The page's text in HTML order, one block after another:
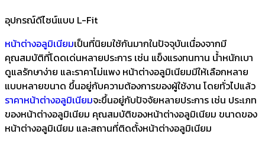
อุปกรณ์ดีไซน์แบบ L-Fit
หน้าต่างอลูมิเนียมเป็นที่นิยมใช้กันมากในปัจจุบันเนื่องจากมี
คุณสมบัติที่โดดเด่นหลายประการ เช่น แข็งแรงทนทาน น้ำหนักเบา
ดูแลรักษาง่าย และราคาไม่แพง หน้าต่างอลูมิเนียมมีให้เลือกหลาย
แบบหลายขนาด ขึ้นอยู่กับความต้องการของผู้ใช้งาน โดยทั่วไปแล้ว
ราคาหน้าต่างอลูมิเนียมจะขึ้นอยู่กับปัจจัยหลายประการ เช่น ประเภท
ของหน้าต่างอลูมิเนียม คุณสมบัติของหน้าต่างอลูมิเนียม ขนาดของ
หน้าต่างอลูมิเนียม และสถานที่ติดตั้งหน้าต่างอลูมิเนียม